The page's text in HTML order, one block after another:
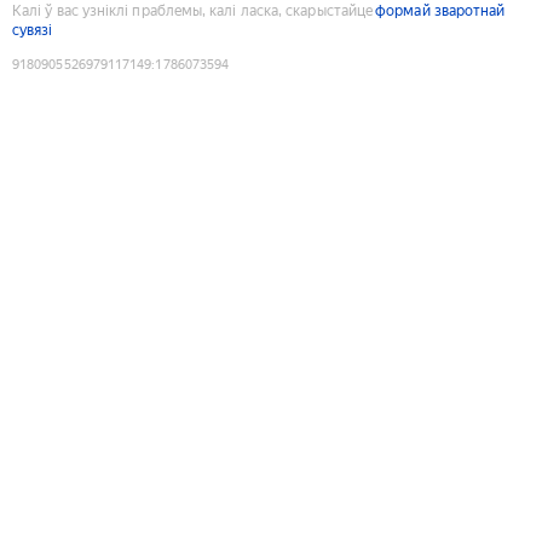
Калі ў вас узніклі праблемы, калі ласка, скарыстайцеформай зваротнай
сувязі
9180905526979117149:1786073594